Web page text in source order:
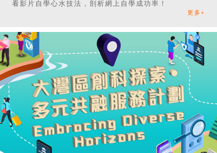
看影片自學心水技法，剖析網上自學成功率！
更多+